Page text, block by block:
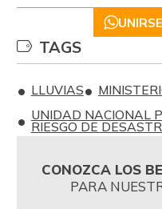
TAGS
LLUVIAS
UNIDAD NACIONAL
RIESGO DE
CONOZCA LOS
PARA